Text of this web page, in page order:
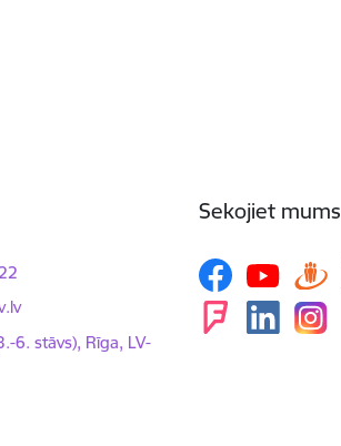
6. stāvs), Rīga, LV-
Sekojiet mums